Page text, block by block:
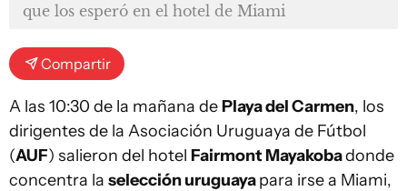
que los esperó en el hotel de Miami
Compartir
A las 10:30 de la mañana de Playa del Carmen, los
dirigentes de la Asociación Uruguaya de Fútbol
(AUF) salieron del hotel Fairmont Mayakobadonde
concentra la selección uruguayapara irse a Miami,